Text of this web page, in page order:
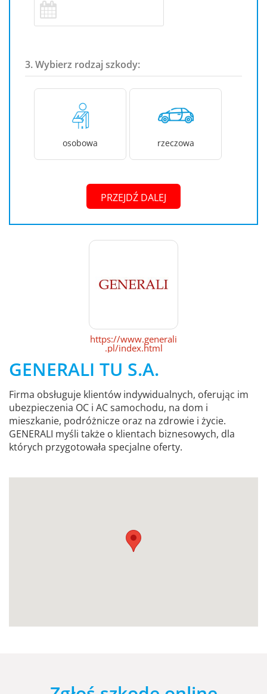
3. Wybierz rodzaj szkody:
osobowa rzeczowa
PRZEJDŹ DALEJ
https://www.generali
.pl/index.html
GENERALI TU S.A.
Firma obsługuje klientów indywidualnych, oferując im
ubezpieczenia OC i AC samochodu, na dom i
mieszkanie, podróżnicze oraz na zdrowie i życie.
GENERALI myśli także o klientach biznesowych, dla
których przygotowała specjalne oferty.